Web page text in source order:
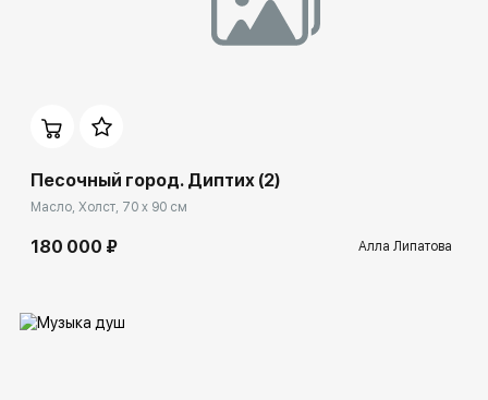
Песочный город. Диптих (2)
Масло, Холст, 70 x 90 см
180 000 ₽ Алла Липатова